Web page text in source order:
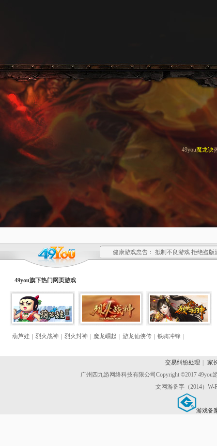
49you魔龙诀
健康游戏忠告： 抵制不良游戏 拒绝盗
49you旗下热门 网页游戏
葫芦娃 烈火战神 烈火封神 魔龙崛起 游龙仙侠传 铁骑冲锋
交易纠纷处理
家
广州四九游网络科技有限公司Copyright ©2017 49you
文网游备字（2014）W-
游戏备